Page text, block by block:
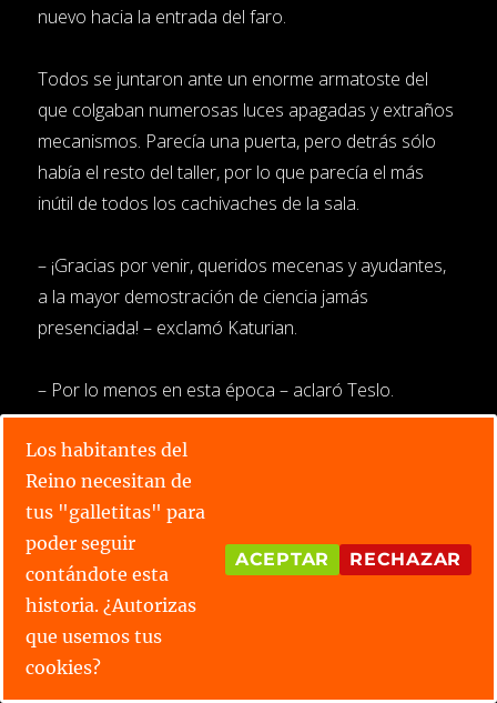
nuevo hacia la entrada del faro.
Todos se juntaron ante un enorme armatoste del
que colgaban numerosas luces apagadas y extraños
mecanismos. Parecía una puerta, pero detrás sólo
había el resto del taller, por lo que parecía el más
inútil de todos los cachivaches de la sala.
– ¡Gracias por venir, queridos mecenas y ayudantes,
a la mayor demostración de ciencia jamás
presenciada! – exclamó Katurian.
– Por lo menos en esta época – aclaró Teslo.
– ¡Aunque eso pronto también lo sabremos!
El grupo de personas ahí reunidas no compartían su
entusiasmo, salvo Katrina, que aplaudió por
educación.
– Inventores, no tengo mucho tiempo. Mis deberes
como Directora de Skuchaín son una pesada carga y
Los habitantes del
Reino necesitan de
tus "galletitas" para
poder seguir
contándote esta
historia. ¿Autorizas
que usemos tus
cookies?
ACEPTAR RECHAZAR